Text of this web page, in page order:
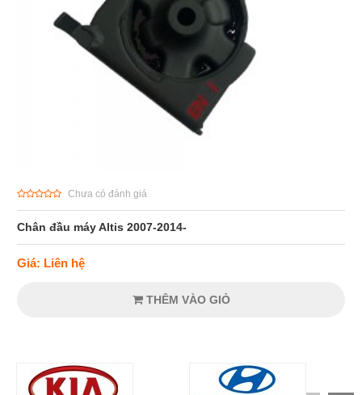
Chưa có đánh giá
Chân đầu máy Altis 2007-2014-
Giá: Liên hệ
THÊM VÀO GIỎ